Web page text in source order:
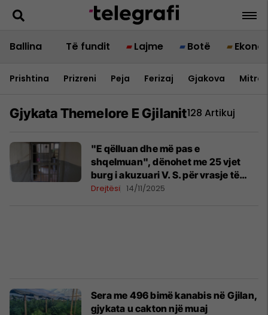
Ballina Të fundit Lajme Botë
Prishtina Prizreni Peja Ferizaj Gjakova
Gjykata Themelore E Gjilanit128 Artikuj
"E qëlluan dhe më pas e
shqelmuan", dënohet me 25 vjet
burg i akuzuari V. S. për vrasje të
rëndë në Gjilan
Drejtësi 14/11/2025
Sera me 496 bimë kanabis në Gjilan,
gjykata u cakton një muaj